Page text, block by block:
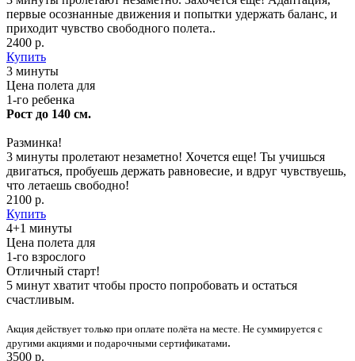
первые осознанные движения и попытки удержать баланс, и
приходит чувство свободного полета..
2400 р.
Купить
3 минуты
Цена полета для
1-го ребенка
Рост до 140 см.
Разминка!
3 минуты пролетают незаметно! Хочется еще! Ты учишься
двигаться, пробуешь держать равновесие, и вдруг чувствуешь,
что летаешь свободно!
2100 р.
Купить
4+1 минуты
Цена полета для
1-го взрослого
Отличный старт!
5 минут хватит чтобы просто попробовать и остаться
счастливым.
Акция действует только при оплате полёта на месте. Не суммируется с
другими акциями и подарочными сертификатами.
3500 р.